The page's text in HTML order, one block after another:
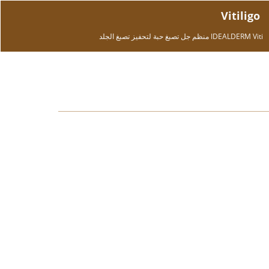
Vitiligo
IDEALDERM Viti منظم جل تصبغ حبة لتحفيز تصبغ الجلد